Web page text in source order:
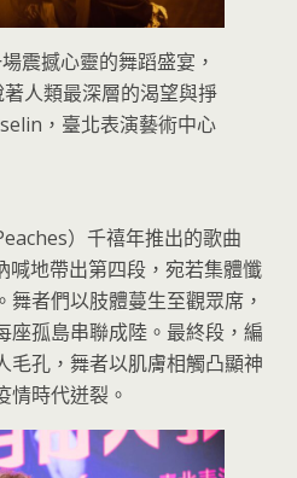
震撼心靈的舞蹈盛宴，
人類最深層的渴望與掙
，臺北表演藝術中心
）千禧年推出的歌曲
喊地帶出第四段，宛若集體懺
者們以肢體蔓生至觀眾席，
座孤島串聯成陸。最終段，編
毛孔，舞者以肌膚相觸凸顯神
情時代迸裂。